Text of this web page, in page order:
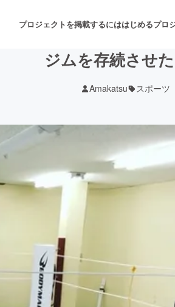
プロジェクトを掲載するにははじめるプロ
ゲーム・サービス開発 フ
チャレンジ
ジムを存続させた
Amakatsu スポーツ